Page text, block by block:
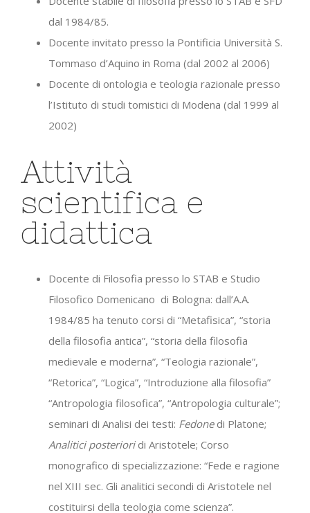
dal 1984/85.
Docente invitato presso la Pontificia Università S.
Tommaso d’Aquino in Roma (dal 2002 al 2006)
Docente di ontologia e teologia razionale presso
l’Istituto di studi tomistici di Modena (dal 1999 al
2002)
Attività
scientifica e
didattica
Docente di Filosofia presso lo STAB e Studio
Filosofico Domenicano di Bologna: dall’A.A.
1984/85 ha tenuto corsi di “Metafisica”, “storia
della filosofia antica”, “storia della filosofia
medievale e moderna”, “Teologia razionale”,
“Retorica”, “Logica”, “Introduzione alla filosofia”
“Antropologia filosofica”, “Antropologia culturale”;
seminari di Analisi dei testi: Fedonedi Platone;
Analitici posteriori di Aristotele; Corso
monografico di specializzazione: “Fede e ragione
nel XIII sec. Gli analitici secondi di Aristotele nel
costituirsi della teologia come scienza”.